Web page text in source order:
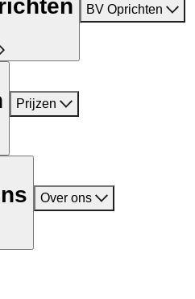
BV Oprichten
Prijzen
Over ons